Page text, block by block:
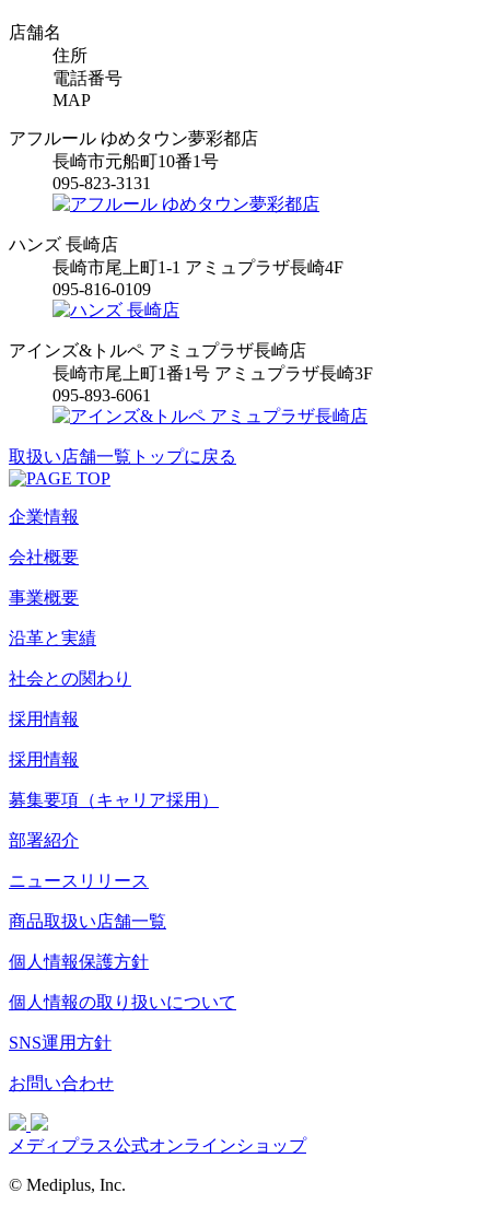
店舗名
住所
電話番号
MAP
アフルール ゆめタウン夢彩都店
長崎市元船町10番1号
095-823-3131
ハンズ 長崎店
長崎市尾上町1-1 アミュプラザ長崎4F
095-816-0109
アインズ&トルペ アミュプラザ長崎店
長崎市尾上町1番1号 アミュプラザ長崎3F
095-893-6061
取扱い店舗一覧トップに戻る
企業情報
会社概要
事業概要
沿革と実績
社会との関わり
採用情報
採用情報
募集要項（キャリア採用）
部署紹介
ニュースリリース
商品取扱い店舗一覧
個人情報保護方針
個人情報の取り扱いについて
SNS運用方針
お問い合わせ
メディプラス公式オンラインショップ
© Mediplus, Inc.